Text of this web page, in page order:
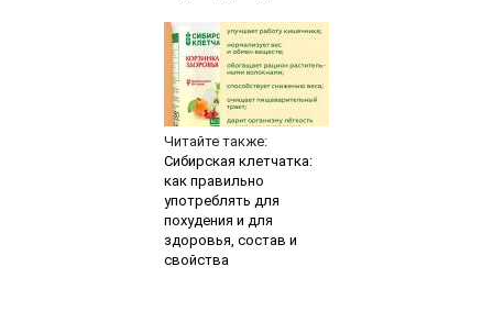
Читайте также:
Сибирская клетчатка:
как правильно
употреблять для
похудения и для
здоровья, состав и
свойства